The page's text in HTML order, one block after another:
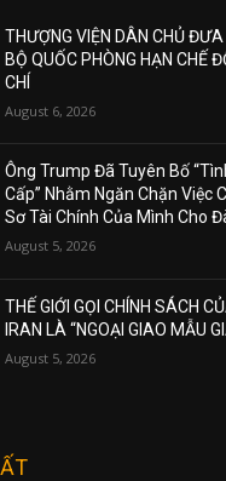
THƯỢNG VIỆN DÂN CHỦ
BỘ QUỐC PHÒNG HẠN CHẾ
CHÍ
August 6, 2026
Ông Trump Đã Tuyên Bố
Cấp” Nhằm Ngăn Chặn Việc
Sơ Tài Chính Của Mình Cho
August 5, 2026
THẾ GIỚI GỌI CHÍNH SÁCH
IRAN LÀ “NGOẠI GIAO MẪU
August 5, 2026